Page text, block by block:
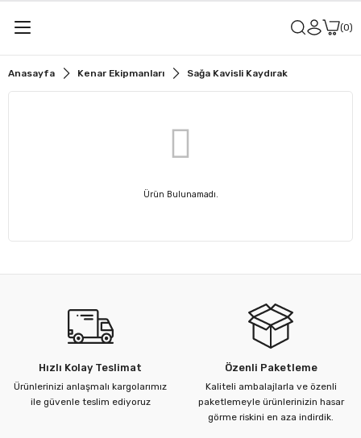
0
Anasayfa Kenar Ekipmanları Sağa Kavisli Kaydırak
Ürün Bulunamadı.
Hızlı Kolay Teslimat
Ürünlerinizi anlaşmalı kargolarımız
ile güvenle teslim ediyoruz
Özenli Paketleme
Kaliteli ambalajlarla ve özenli
paketlemeyle ürünlerinizin hasar
görme riskini en aza indirdik.